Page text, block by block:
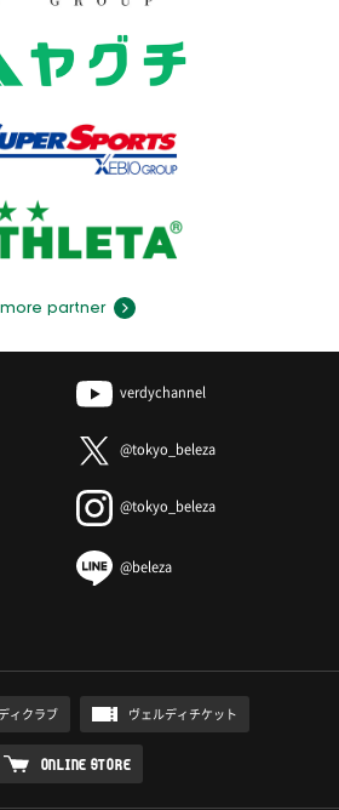
more partner
verdychannel
@tokyo_beleza
@tokyo_beleza
@beleza
ィクラブ ヴェルディチケット
ONLINE STORE